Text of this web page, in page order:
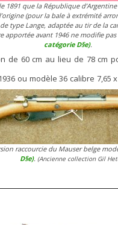
1891 que la République
(pour la bale à extrémité
de type Lange, adaptée au tir de la
apportée avant 1946 ne modifie pas
catégorie D§e).
raccourcie du Mauser belge
D§e). (Ancienne collection Gil
de 60 cm au lieu de 78 cm
ou modèle 36 calibre 7,65